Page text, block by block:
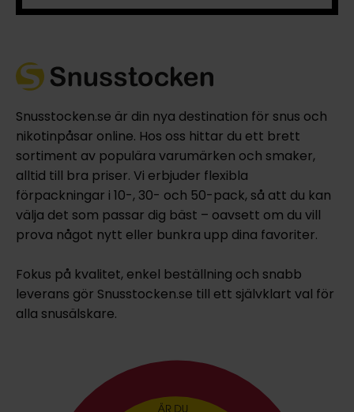
Snusstocken.se är din nya destination för snus och
nikotinpåsar online. Hos oss hittar du ett brett
sortiment av populära varumärken och smaker,
alltid till bra priser. Vi erbjuder flexibla
förpackningar i 10-, 30- och 50-pack, så att du kan
välja det som passar dig bäst – oavsett om du vill
prova något nytt eller bunkra upp dina favoriter.
Fokus på kvalitet, enkel beställning och snabb
leverans gör Snusstocken.se till ett självklart val för
alla snusälskare.